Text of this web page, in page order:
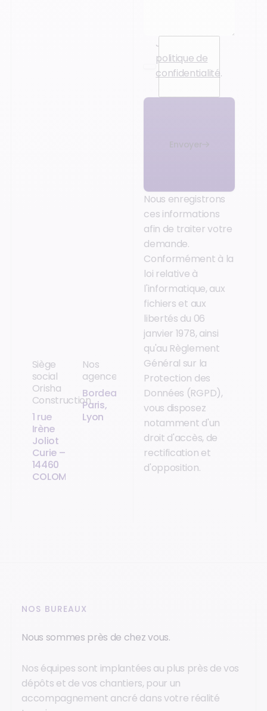
Siège
social
Orisha
Construction
1 rue
Irène
Joliot
Curie –
14460
COLOMBELLES
Nos
agences
Bordeaux,
Paris,
Lyon
J’accepte la
politique de
confidentialité.
Envoyer
Nous enregistrons
ces informations
afin de traiter votre
demande.
Conformément à la
loi relative à
l'informatique, aux
fichiers et aux
libertés du 06
janvier 1978, ainsi
qu'au Règlement
Général sur la
Protection des
Données (RGPD),
vous disposez
notamment d'un
droit d'accès, de
rectification et
d'opposition.
NOS BUREAUX
Nous sommes près de chez vous.
Nos équipes sont implantées au plus près de vos
dépôts et de vos chantiers, pour un
accompagnement ancré dans votre réalité